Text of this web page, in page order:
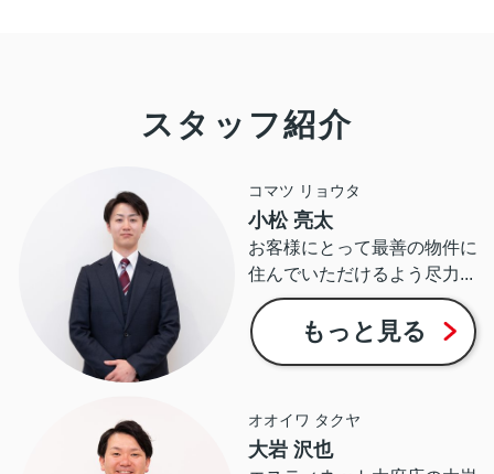
スタッフ紹介
コマツ リョウタ
小松 亮太
お客様にとって最善の物件に
住んでいただけるよう尽力...
もっと見る
オオイワ タクヤ
大岩 沢也